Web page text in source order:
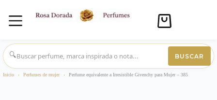
Saltar
al
contenido
Carro
compra
🔍
BUSCAR
Inicio › Perfumes de mujer › Perfume equivalente a Irresistible Givenchy para Mujer – 385